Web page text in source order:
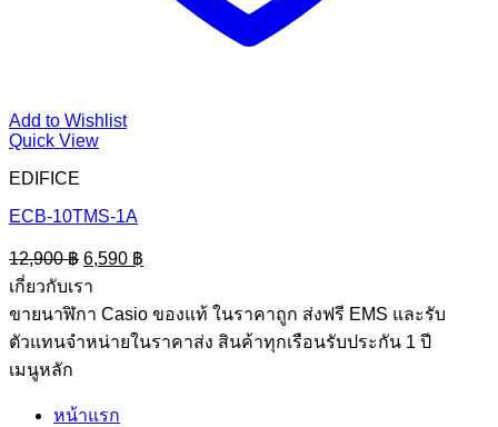
Add to Wishlist
Quick View
EDIFICE
ECB-10TMS-1A
12,900฿ Original
price
was:
12,900 ฿.
6,590 ฿
price
6,590 ฿.
เกี่ยวกับเรา
ขายนาฬิกา Casio ของแท้ ในราคาถูก ส่งฟรี EMS และรับ
ตัวแทนจำหน่ายในราคาส่ง สินค้าทุกเรือนรับประกัน 1 ปี
เมนูหลัก
หน้าแรก